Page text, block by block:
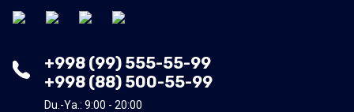
+998 (99) 555-55-99
+998 (88) 500-55-99
Du.-Ya.: 9:00 - 20:00